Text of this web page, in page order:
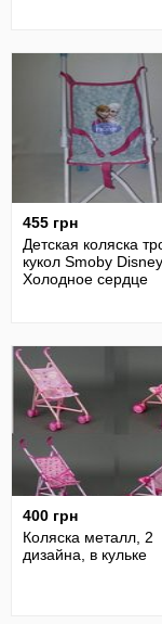
455 грн
Детская коляска
кукол Smoby Disney
Холодное сердце
400 грн
Коляска металл, 2
дизайна, в кульке